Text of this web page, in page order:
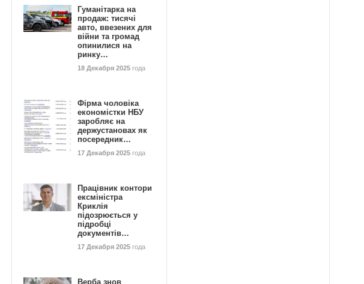
Гуманітарка на
продаж: тисячі
авто, ввезених для
війни та громад
опинилися на
ринку…
18 Декабря 2025 года
Фірма чоловіка
економістки НБУ
заробляє на
держустановах як
посередник…
17 Декабря 2025 года
Працівник контори
ексміністра
Криклія
підозрюється у
підробці
документів…
17 Декабря 2025 года
Верба знов